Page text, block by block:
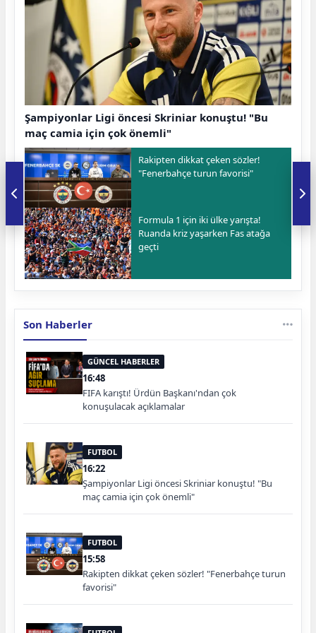
Şampiyonlar Ligi öncesi Skriniar konuştu! "Bu
maç camia için çok önemli"
Rakipten dikkat çeken sözler!
"Fenerbahçe turun favorisi"
Formula 1 için iki ülke yarışta!
Ruanda kriz yaşarken Fas atağa
geçti
Son Haberler
GÜNCEL HABERLER
16:48
FIFA karıştı! Ürdün Başkanı'ndan çok
konuşulacak açıklamalar
FUTBOL
16:22
Şampiyonlar Ligi öncesi Skriniar konuştu! "Bu
maç camia için çok önemli"
FUTBOL
15:58
Rakipten dikkat çeken sözler! "Fenerbahçe turun
favorisi"